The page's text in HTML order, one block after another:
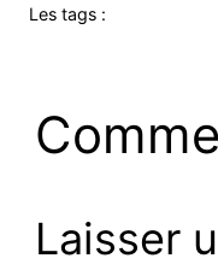
Les tags :
Laisser